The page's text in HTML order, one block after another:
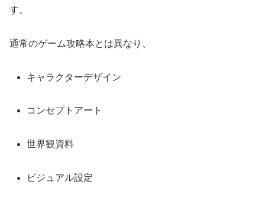
す。
通常のゲーム攻略本とは異なり、
キャラクターデザイン
コンセプトアート
世界観資料
ビジュアル設定